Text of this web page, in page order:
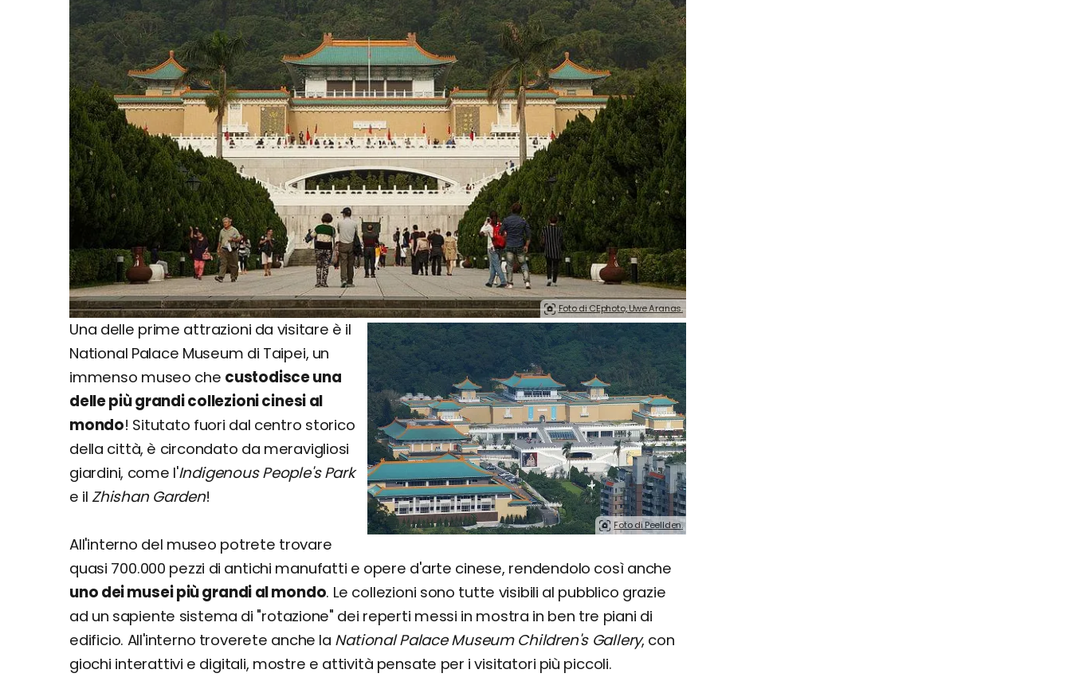
Foto di CEphoto, Uwe Aranas.
Foto di Peellden.
Una delle prime attrazioni da visitare è il
National Palace Museum di Taipei, un
immenso museo che custodisce una
delle più grandi collezioni cinesi al
mondo! Situtato fuori dal centro storico
della città, è circondato da meravigliosi
giardini, come l'Indigenous People's Park
e il Zhishan Garden!
All'interno del museo potrete trovare
quasi 700.000 pezzi di antichi manufatti e opere d'arte cinese, rendendolo così anche
uno dei musei più grandi al mondo. Le collezioni sono tutte visibili al pubblico grazie
ad un sapiente sistema di "rotazione" dei reperti messi in mostra in ben tre piani di
edificio. All'interno troverete anche la National Palace Museum Children's Gallery, con
giochi interattivi e digitali, mostre e attività pensate per i visitatori più piccoli.